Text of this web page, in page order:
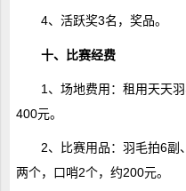
4、活跃奖3名，奖品。
十、比赛经费
1、场地费用：租用天天
400元。
2、比赛用品：羽毛拍6副
两个，口哨2个，约200元。